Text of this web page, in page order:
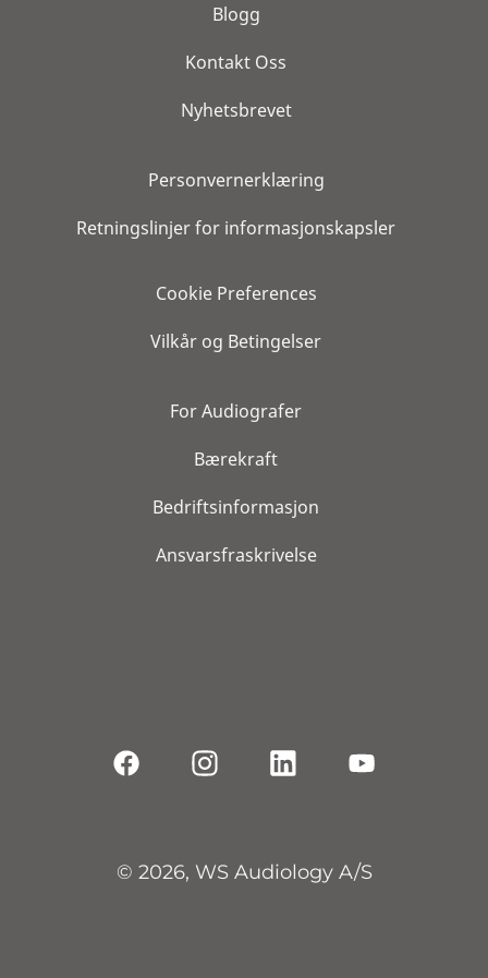
Blogg
Kontakt Oss
Nyhetsbrevet
Personvernerklæring
Retningslinjer for informasjonskapsler
Cookie Preferences
Vilkår og Betingelser
For Audiografer
Bærekraft
Bedriftsinformasjon
Ansvarsfraskrivelse
© 2026, WS Audiology A/S